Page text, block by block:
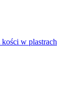
w plastrach